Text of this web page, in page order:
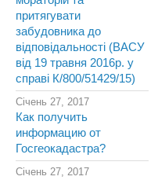
притягувати
забудовника до
відповідальності (ВАСУ
від 19 травня 2016р. у
справі К/800/51429/15)
Січень 27, 2017
Как получить
информацию от
Госгеокадастра?
Січень 27, 2017